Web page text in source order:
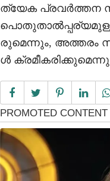
ത്യേക പ്രവർത്തന
രുമെന്നും, അത്തരം
ൾ